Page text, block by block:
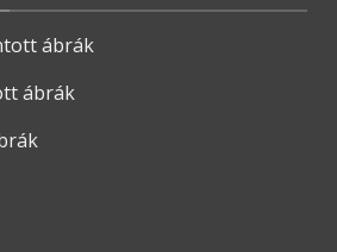
ábrák
ábrák